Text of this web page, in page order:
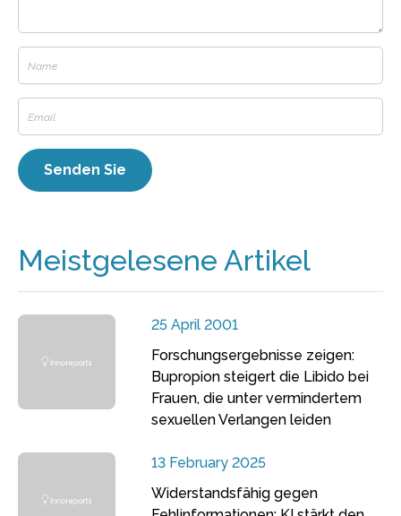
Meistgelesene Artikel
25 April 2001
Forschungsergebnisse zeigen:
Bupropion steigert die Libido bei
Frauen, die unter vermindertem
sexuellen Verlangen leiden
13 February 2025
Widerstandsfähig gegen